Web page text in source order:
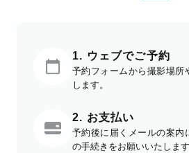
1. ウェブでご予約
予約フォームから撮影場所
します。
2. お支払い
予約後に届くメールの案内
の手続きをお願いいたします